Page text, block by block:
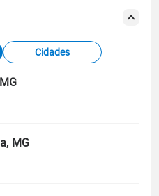
de estações
do Centro de Previsão
(CPTEC).
sobre os dados
Cidades
MG